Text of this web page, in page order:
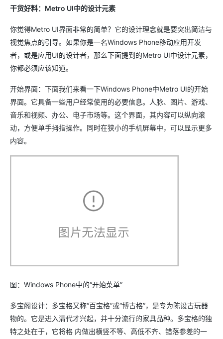
干货好料：Metro UI中的设计元素
你觉得Metro UI界面非常的简单？它的设计理念就是要突出简洁与
视觉焦点的引导。如果你是一名Windows Phone移动应用开发
者，或是应用UI的设计者，那么下面提到的Metro UI中设计元素，
你都必须应该知道。
开始界面：下面我们来看一下Windows Phone中Metro UI的开始
界面。它具备一些用户经常使用的必要信息。人脉、图片、游戏、
音乐和视频、办公、电子市场等。这个界面，其内容可以纵向滚
动，方便单手拇指操作。同时在狭小的手机屏幕中，可以显示更多
内容。
图：Windows Phone中的“开始菜单”
多宝阁设计：多宝格又称“百宝格”或“博古格”，是专为陈设古玩器
物的。它是进入清代才兴起，并十分流行的家具品种。多宝格的独
特之处在于，它将格 内做出横竖不等、高低不齐、错落参差的一